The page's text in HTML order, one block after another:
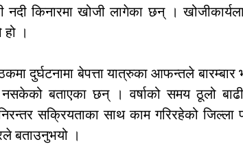
किनारमा खोजी लागेका छन् ।
हो ।
दुर्घटनामा बेपत्ता यात्रुका आफन्तले बारम्बार
नसकेको बताएका छन् । वर्षाको समय ठूलो
सक्रियताका साथ काम गरिरहेको जिल्ला
बताउनुभयो ।